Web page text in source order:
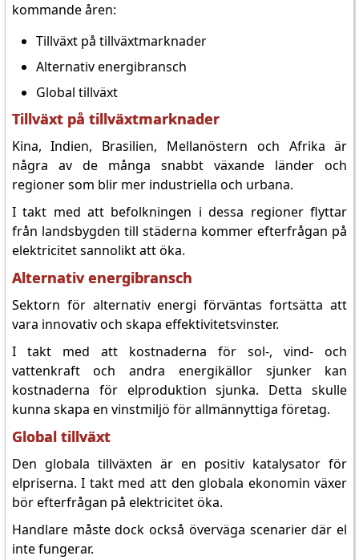
kommande åren:
Tillväxt på tillväxtmarknader
Alternativ energibransch
Global tillväxt
Tillväxt på tillväxtmarknader
Kina, Indien, Brasilien, Mellanöstern och Afrika är
några av de många snabbt växande länder och
regioner som blir mer industriella och urbana.
I takt med att befolkningen i dessa regioner flyttar
från landsbygden till städerna kommer efterfrågan på
elektricitet sannolikt att öka.
Alternativ energibransch
Sektorn för alternativ energi förväntas fortsätta att
vara innovativ och skapa effektivitetsvinster.
I takt med att kostnaderna för sol-, vind- och
vattenkraft och andra energikällor sjunker kan
kostnaderna för elproduktion sjunka. Detta skulle
kunna skapa en vinstmiljö för allmännyttiga företag.
Global tillväxt
Den globala tillväxten är en positiv katalysator för
elpriserna. I takt med att den globala ekonomin växer
bör efterfrågan på elektricitet öka.
Handlare måste dock också överväga scenarier där el
inte fungerar.